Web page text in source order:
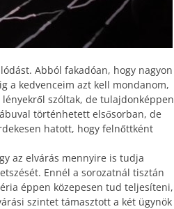
Abból fakadóan, hogy nagyon
a kedvenceim azt kell mondanom,
lényekről szóltak, de tulajdonképpen
történhetett elsősorban, de
hatott, hogy felnőttként
az elvárás mennyire is tudja
Ennél a sorozatnál tisztán
éppen közepesen tud teljesíteni,
szintet támasztott a két ügynök